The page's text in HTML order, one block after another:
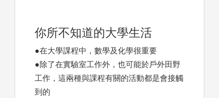
你所不知道的大學生活
●在大學課程中，數學及化學很重要
●除了在實驗室工作外，也可能於戶外田野
工作，這兩種與課程有關的活動都是會接觸
到的